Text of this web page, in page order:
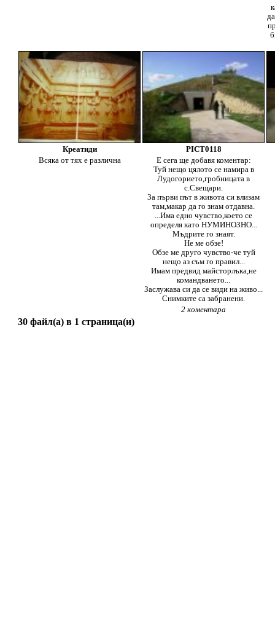
Креатиди
Всяка от тях е различна
PICT0118
Е сега ще добавя коментар:
Туй нещо цялото се намира в
Лудогорието,гробницата в
с.Свещари.
За първи път в живота си влизам
там,макар да го знам отдавна.
...Има едно чувство,което се
определя като НУМИНОЗНО...
Мъдрите го знаят.
Не ме обзе!
Обзе ме друго чувство-че туй
нещо аз съм го правил...
Имам предвид майсторлъка,не
командването...
Заслужава си да се види на живо...
Снимките са забранени.
2 коментара
30 файл(а) в 1 страница(и)